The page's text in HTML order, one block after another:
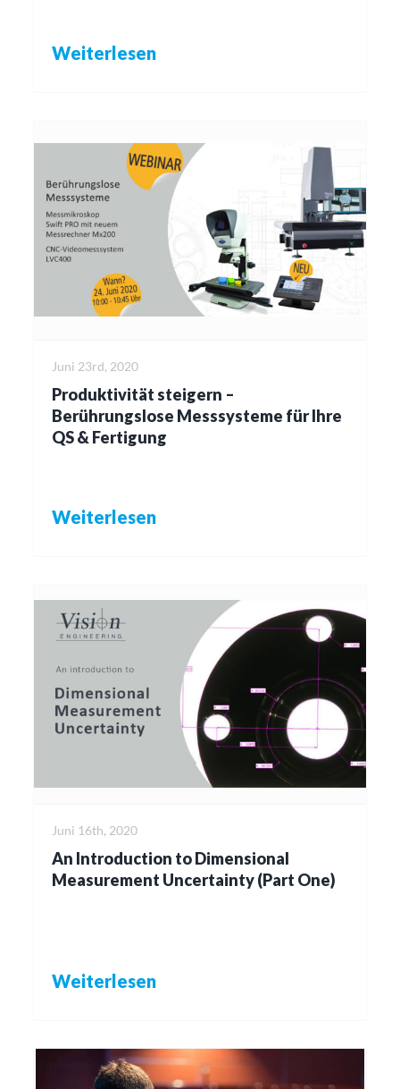
Weiterlesen
Produktivität steigern –
Berührungslose Messsysteme für Ihre
QS & Fertigung
Juni 23rd, 2020
Weiterlesen
An Introduction to Dimensional
Measurement Uncertainty (Part One)
Juni 16th, 2020
Weiterlesen